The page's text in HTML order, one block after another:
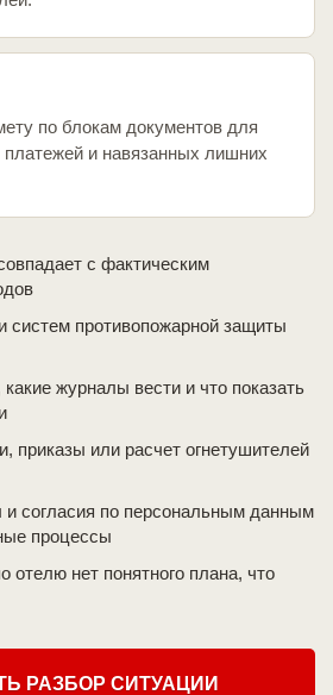
по блокам документов для
и навязанных лишних
с фактическим
систем противопожарной защиты
журналы вести и что показать
приказы или расчет огнетушителей
согласия по персональным данным
процессы
отелю нет понятного плана, что
РАЗБОР СИТУАЦИИ